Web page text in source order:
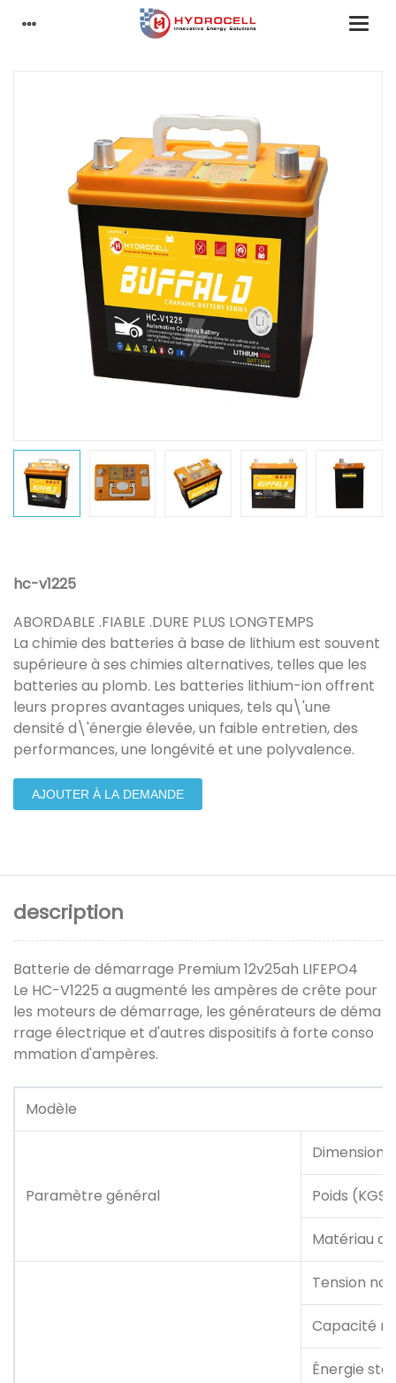
hc-v1225
ABORDABLE .FIABLE .DURE PLUS LONGTEMPS
La chimie des batteries à base de lithium est souvent
supérieure à ses chimies alternatives, telles que les
batteries au plomb. Les batteries lithium-ion offrent
leurs propres avantages uniques, tels qu\'une
densité d\'énergie élevée, un faible entretien, des
performances, une longévité et une polyvalence.
AJOUTER À LA DEMANDE
description
Batterie de démarrage Premium 12v25ah LIFEPO4
Le HC-V1225 a augmenté les ampères de crête pour
les moteurs de démarrage, les générateurs de déma
rrage électrique et d'autres dispositifs à forte conso
mmation d'ampères.
Modèle
Paramètre général Poids (KGS)
Matériau
Tension
Capacité
Énergie